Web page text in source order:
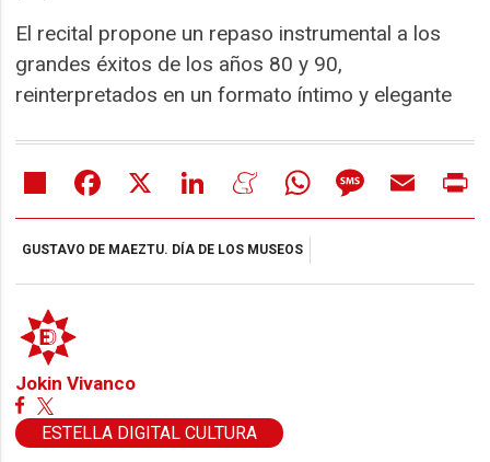
El recital propone un repaso instrumental a los
grandes éxitos de los años 80 y 90,
reinterpretados en un formato íntimo y elegante
Share Facebook LinkedIn MeneameWhatsAppMessageEmail
GUSTAVO DE MAEZTU. DÍA DE LOS MUSEOS
Jokin Vivanco
ESTELLA DIGITAL CULTURA